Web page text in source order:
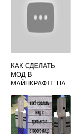
КАК СДЕЛАТЬ
МОД В
МАЙНКРАФТЕ НА